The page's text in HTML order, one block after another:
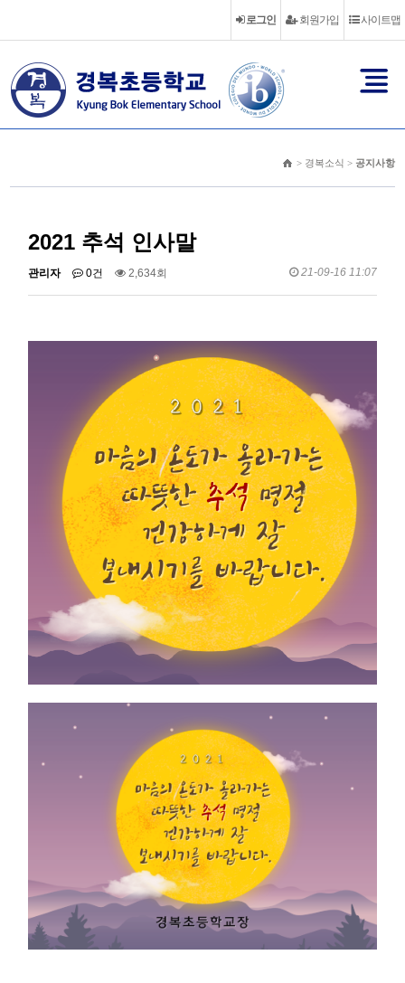
사이트맵
회원가입
로그인
> 경복소식 > 공지사항
2021 추석 인사말
관리자 0건 2,634회 21-09-16 11:07